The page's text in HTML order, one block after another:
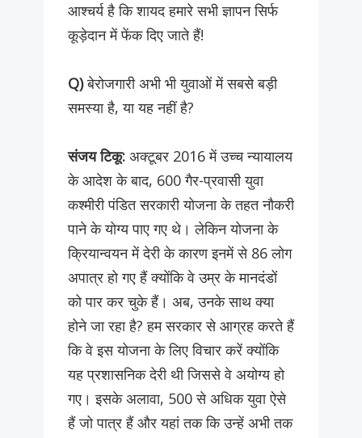
आश्चर्य है कि शायद हमारे सभी ज्ञापन सिर्फ
कूड़ेदान में फेंक दिए जाते हैं!
Q)बेरोजगारी अभी भी युवाओं में सबसे बड़ी
समस्या है, या यह नहीं है?
संजय टिकू: अक्टूबर 2016 में उच्च न्यायालय
के आदेश के बाद, 600 गैर-प्रवासी युवा
कश्मीरी पंडित सरकारी योजना के तहत नौकरी
पाने के योग्य पाए गए थे। लेकिन योजना के
क्रियान्वयन में देरी के कारण इनमें से 86 लोग
अपात्र हो गए हैं क्योंकि वे उम्र के मानदंडों
को पार कर चुके हैं। अब, उनके साथ क्या
होने जा रहा है? हम सरकार से आग्रह करते हैं
कि वे इस योजना के लिए विचार करें क्योंकि
यह प्रशासनिक देरी थी जिससे वे अयोग्य हो
गए। इसके अलावा, 500 से अधिक युवा ऐसे
हैं जो पात्र हैं और यहां तक ​​कि उन्हें अभी तक